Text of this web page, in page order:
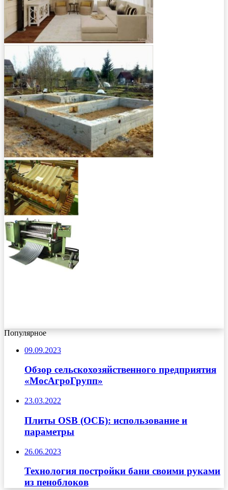
Популярное
09.09.2023
Обзор сельскохозяйственного предприятия
«МосАгроГрупп»
23.03.2022
Плиты OSB (ОСБ): использование и
параметры
26.06.2023
Технология постройки бани своими руками
из пеноблоков